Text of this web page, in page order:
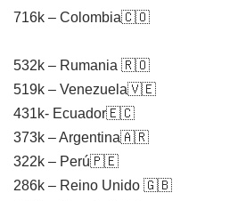
716k – Colombia🇨🇴
532k – Rumania 🇷🇴
519k – Venezuela🇻🇪
431k- Ecuador🇪🇨
373k – Argentina🇦🇷
322k – Perú🇵🇪
286k – Reino Unido 🇬🇧